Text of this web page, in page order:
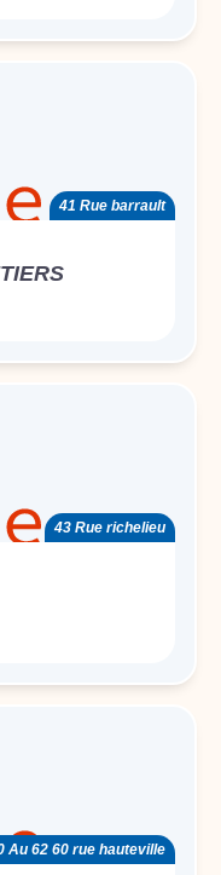
41 Rue barrault
43 Rue richelieu
Au 62 60 rue hauteville